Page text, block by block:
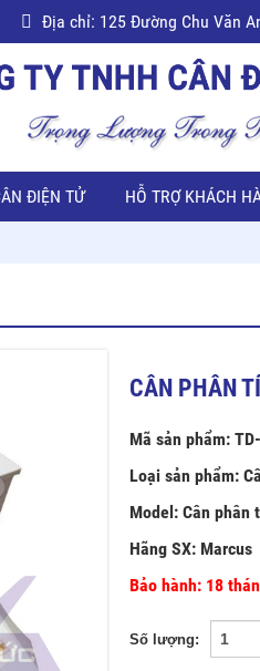
Địa chỉ: 125 Đường Chu Văn
ĐIỆN TỬ HỖ TRỢ KHÁCH
CÂN PHÂN
Mã sản phẩm:
Loại sản phẩm:
Model: Cân phân
Hãng SX: Marcus
Bảo hành: 18
Số lượng: